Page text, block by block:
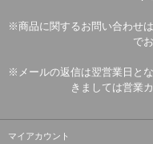
※商品に関するお問い合わせ
で
※メールの返信は翌営業日と
きましては営業
マイアカウント